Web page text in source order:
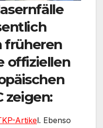
früheren
offiziellen
zeigen:
Artikel. Ebenso